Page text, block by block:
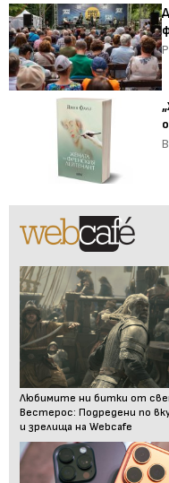
Любимите ни битки от
Вестерос: Подредени по
и зрелища на Webcafe